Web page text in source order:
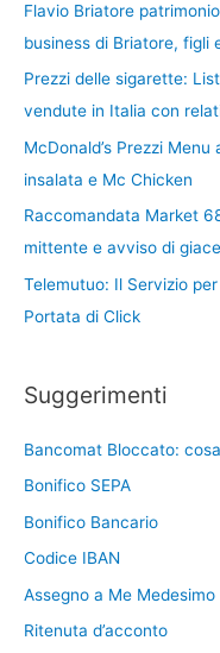
Flavio Briatore
business di Briatore, figli
Prezzi delle sigarette:
vendute in Italia con
McDonald’s Prezzi
insalata e Mc Chicken
Raccomandata Market
mittente e avviso di
Telemutuo: Il Servizio
Portata di Click
Suggerimenti
Bancomat Bloccato:
Bonifico SEPA
Bonifico Bancario
Codice IBAN
Assegno a Me Medesimo
Ritenuta d’acconto